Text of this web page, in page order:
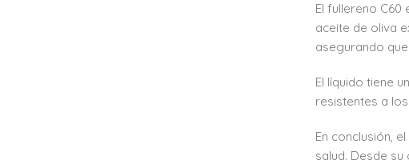
El fullereno
aceite de oliva
asegurando
El líquido tiene
resistentes a
En conclusión,
salud. Desde